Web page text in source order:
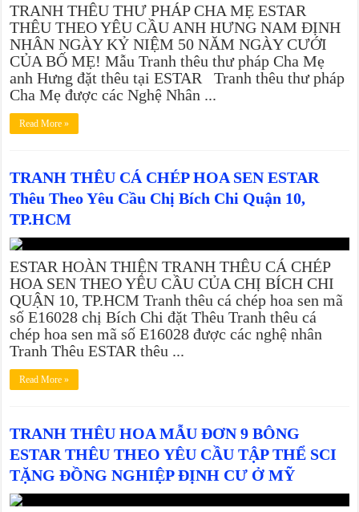
TRANH THÊU THƯ PHÁP CHA MẸ ESTAR
THÊU THEO YÊU CẦU ANH HƯNG NAM ĐỊNH
NHÂN NGÀY KỶ NIỆM 50 NĂM NGÀY CƯỚI
CỦA BỐ MẸ! Mẫu Tranh thêu thư pháp Cha Mẹ
anh Hưng đặt thêu tại ESTAR Tranh thêu thư pháp
Cha Mẹ được các Nghệ Nhân ...
Read More »
TRANH THÊU CÁ CHÉP HOA SEN ESTAR
Thêu Theo Yêu Cầu Chị Bích Chi Quận 10,
TP.HCM
ESTAR HOÀN THIỆN TRANH THÊU CÁ CHÉP
HOA SEN THEO YÊU CẦU CỦA CHỊ BÍCH CHI
QUẬN 10, TP.HCM Tranh thêu cá chép hoa sen mã
số E16028 chị Bích Chi đặt Thêu Tranh thêu cá
chép hoa sen mã số E16028 được các nghệ nhân
Tranh Thêu ESTAR thêu ...
Read More »
TRANH THÊU HOA MẪU ĐƠN 9 BÔNG
ESTAR THÊU THEO YÊU CẦU TẬP THỂ SCI
TẶNG ĐỒNG NGHIỆP ĐỊNH CƯ Ở MỸ